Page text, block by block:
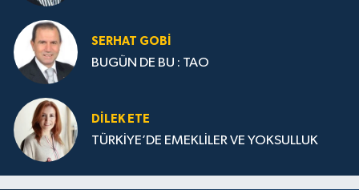
SERHAT GOBİ
BUGÜN DE BU : TAO
DILEK ETE
TÜRKİYE’DE EMEKLİLER VE YOKSULLUK